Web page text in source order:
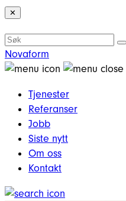
✕
Novaform
Tjenester
Referanser
Jobb
Siste nytt
Om oss
Kontakt